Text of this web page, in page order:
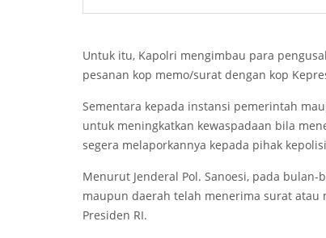
Untuk itu, Kapolri mengimbau para
pesanan kop memo/surat dengan kop
Sementara kepada instansi pemerintah
untuk meningkatkan kewaspadaan bila
segera melaporkannya kepada pihak
Menurut Jenderal Pol. Sanoesi, pada
maupun daerah telah menerima surat
Presiden RI.